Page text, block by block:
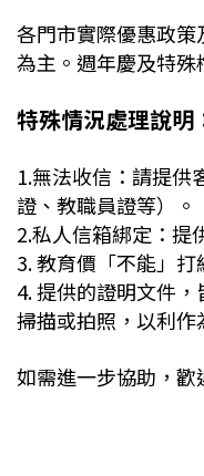
各門市實際優惠政
為主。週年慶及特殊
特殊情況處理說明
1.無法收信：請提供
證、教職員證等）。
2.私人信箱綁定：提
3. 教育價「不能」打
4. 提供的證明文件
掃描或拍照，以利作
如需進一步協助，歡